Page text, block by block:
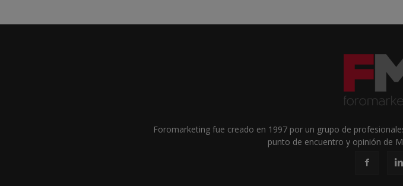
Foromarketing fue creado en 1997 por un grupo de
punto de encuentro y opinión de